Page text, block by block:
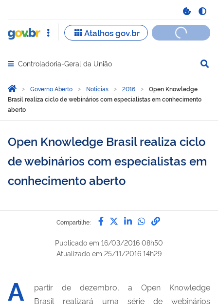
Abrir menu principal de navegação
Controladoria-Geral da União
Você está aqui:
Página Inicial
Governo Aberto Noticias 2016
Open Knowledge
Brasil realiza ciclo de webinários com especialistas em conhecimento
aberto
Open Knowledge Brasil realiza ciclo
de webinários com especialistas em
conhecimento aberto
Compartilhe: Compartilhe por Facebook
Compartilhe por Twitter
Compartilhe por
Compartilhe
link para
Publicado em 16/03/2016 08h50
Atualizado em 25/11/2016 14h29
A
partir de dezembro, a Open Knowledge
Brasil realizará uma série de webinários